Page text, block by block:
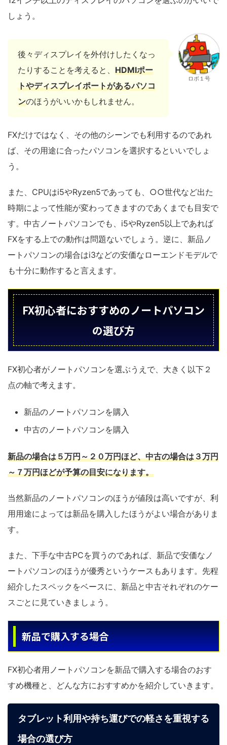
しょう。
後々ディスプレイを外付けしたくなっ
たりすることを考えると、 HDMIポー
トやディスプレイポートがあるパソコ
ンのほうがいいかもしれません。
ロボ１号
FXだけではなく、その他のシーンでも利用するのであれ
ば、その用途に合ったパソコンを選択するといいでしょ
う。
また、CPUはi5やRyzen5であっても、○○世代など出た
時期によって性能が変わってきますのであくまでも目安で
す。中古ノートパソコンでも、i5やRyzen5以上であれば
FXをする上での動作は問題ないでしょう。逆に、新品ノ
ートパソコンの場合はi3などの安価なローエンドモデルで
も十分に動作すると言えます。
FX初心者におすすめのノートパソコン
の選び方
FX初心者がノートパソコンを選ぶうえで、大きく以下２
点の軸で考えます。
新品のノートパソコンを購入
中古のノートパソコンを購入
新品の場合は５万円～２０万円ほど、中古の場合は３万円
～７万円ほどが予算の目安になります。
当然新品のノートパソコンのほうが値段は高いですが、利
用用途によっては新品を購入したほうがよい場合がありま
す。
また、下手な中古PCを買うのであれば、新品で安価なノ
ートパソコンのほうが優秀というケースもあります。先程
紹介したスペックをベースに、新品と中古それぞれのケー
スごとに見ていきましょう。
新品で購入する場合
FX初心者用ノートパソコンを新品で購入する場合のおす
すめ機種と、どんな方におすすめかを紹介していきます。
タブレット利用や持ち運びでの軽さを重視する
場合の選び方